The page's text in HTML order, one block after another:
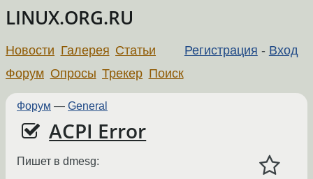
LINUX.ORG.RU
Регистрация - Вход
Новости Галерея Статьи
Форум Опросы Трекер Поиск
Форум — General
ACPI Error
Пишет в dmesg: